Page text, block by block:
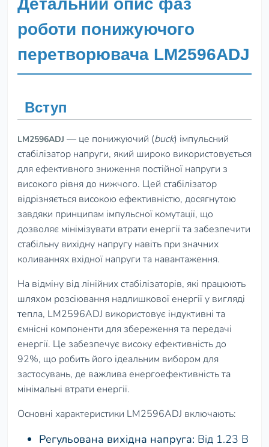
роботи понижуючого
перетворювача LM2596ADJ
Вступ
LM2596ADJ — це понижуючий (buck) імпульсний
стабілізатор напруги, який широко використовується
для ефективного зниження постійної напруги з
високого рівня до нижчого. Цей стабілізатор
відрізняється високою ефективністю, досягнутою
завдяки принципам імпульсної комутації, що
дозволяє мінімізувати втрати енергії та забезпечити
стабільну вихідну напругу навіть при значних
коливаннях вхідної напруги та навантаження.
На відміну від лінійних стабілізаторів, які працюють
шляхом розсіювання надлишкової енергії у вигляді
тепла, LM2596ADJ використовує індуктивні та
ємнісні компоненти для збереження та передачі
енергії. Це забезпечує високу ефективність до
92%, що робить його ідеальним вибором для
застосувань, де важлива енергоефективність та
мінімальні втрати енергії.
Основні характеристики LM2596ADJ включають:
Регульована вихідна напруга: Від 1.23 В